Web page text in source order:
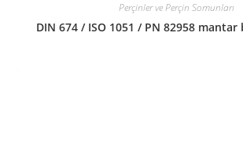
Perçinler ve Perçin Somunları
DIN 674 / ISO 1051 / PN 82958 mantar